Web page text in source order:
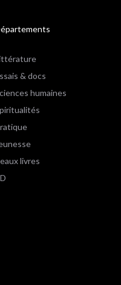
& docs
humaines
livres